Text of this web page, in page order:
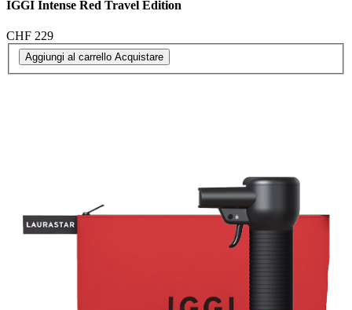
IGGI Intense Red Travel Edition
CHF 229
Aggiungi al carrello Acquistare